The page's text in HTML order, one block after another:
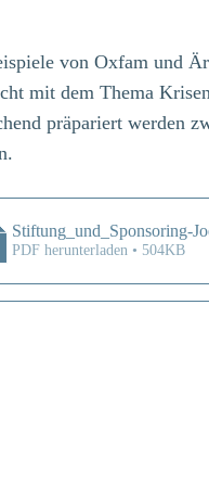
von Oxfam und
mit dem Thema
präpariert werden
Stiftung_und_Sponsoring-
PDF herunterladen • 504KB